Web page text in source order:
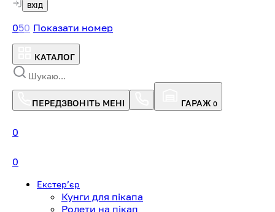
ВХІД
050 Показати номер
КАТАЛОГ
ПЕРЕДЗВОНІТЬ МЕНІ ГАРАЖ 0
0
0
Екстерʼєр
Кунги для пікапа
Ролети на пікап